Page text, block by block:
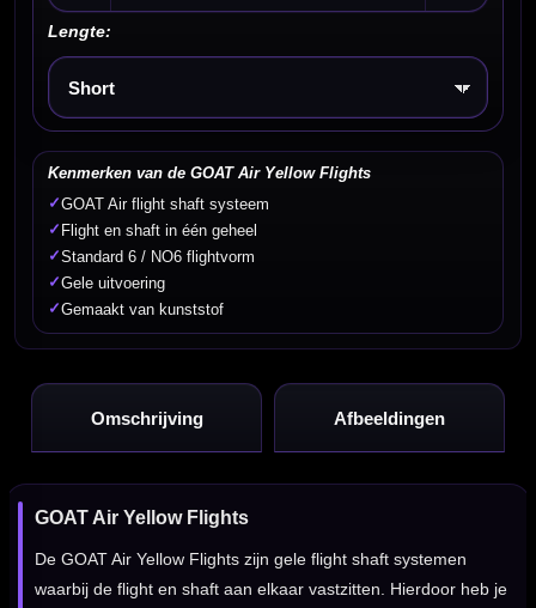
Lengte:
Kies een optie
Kenmerken van de GOAT Air Yellow Flights
✓GOAT Air flight shaft systeem
✓ Flight en shaft in één geheel
✓Standard 6 / NO6 flightvorm
✓Gele uitvoering
✓Gemaakt van kunststof
Omschrijving Afbeeldingen
GOAT Air Yellow Flights
De GOAT Air Yellow Flights zijn gele flight shaft systemen
waarbij de flight en shaft aan elkaar vastzitten. Hierdoor heb je